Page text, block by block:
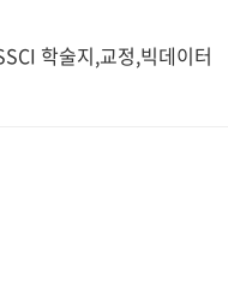
학술지,교정,빅데이터